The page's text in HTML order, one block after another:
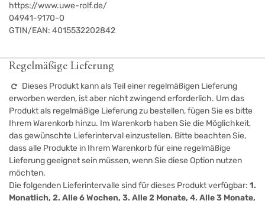
https://www.uwe-rolf.de/
04941-9170-0
GTIN/EAN: 4015532202842
Regelmäßige Lieferung
Dieses Produkt kann als Teil einer regelmäßigen Lieferung
erworben werden, ist aber nicht zwingend erforderlich. Um das
Produkt als regelmäßige Lieferung zu bestellen, fügen Sie es bitte
Ihrem Warenkorb hinzu. Im Warenkorb haben Sie die Möglichkeit,
das gewünschte Lieferinterval einzustellen. Bitte beachten Sie,
dass alle Produkte in Ihrem Warenkorb für eine regelmäßige
Lieferung geeignet sein müssen, wenn Sie diese Option nutzen
möchten.
Die folgenden Lieferintervalle sind für dieses Produkt verfügbar: 1.
Monatlich, 2. Alle 6 Wochen, 3. Alle 2 Monate, 4. Alle 3 Monate,